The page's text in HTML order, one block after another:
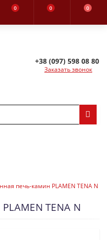
0 0 0
+38 (097) 598 08 80
Заказать звонок
печь-камин PLAMEN TENA N
TENA N